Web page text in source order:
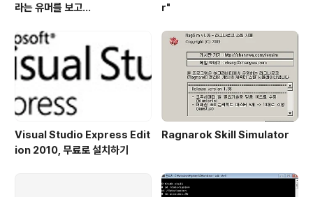
라는 유머를 보고...
r"
Visual Studio Express Edit
ion 2010, 무료로 설치하기
Ragnarok Skill Simulator